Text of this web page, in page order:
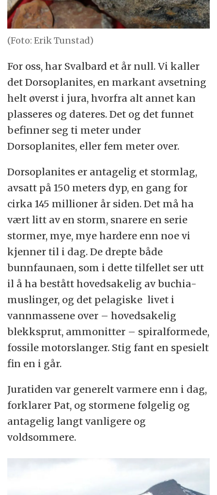
(Foto: Erik Tunstad)
For oss, har Svalbard et år null. Vi kaller
det Dorsoplanites, en markant avsetning
helt øverst i jura, hvorfra alt annet kan
plasseres og dateres. Det og det funnet
befinner seg ti meter under
Dorsoplanites, eller fem meter over.
Dorsoplanites er antagelig et stormlag,
avsatt på 150 meters dyp, en gang for
cirka 145 millioner år siden. Det må ha
vært litt av en storm, snarere en serie
stormer, mye, mye hardere enn noe vi
kjenner til i dag. De drepte både
bunnfaunaen, som i dette tilfellet ser utt
il å ha bestått hovedsakelig av buchia-
muslinger, og det pelagiske livet i
vannmassene over – hovedsakelig
blekksprut, ammonitter – spiralformede,
fossile motorslanger. Stig fant en spesielt
fin en i går.
Juratiden var generelt varmere enn i dag,
forklarer Pat, og stormene følgelig og
antagelig langt vanligere og
voldsommere.